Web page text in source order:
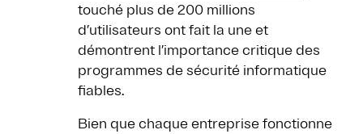
touché plus de 200 millions
d’utilisateurs ont fait la une et
démontrent l’importance critique des
programmes de sécurité informatique
fiables.
Bien que chaque entreprise fonctionne